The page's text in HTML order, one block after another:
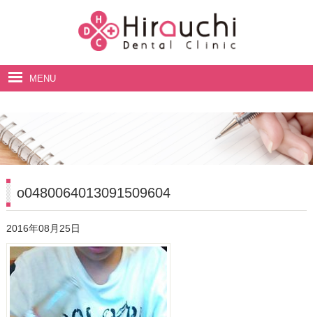
MENU
料金表
o0480064013091509604
2016年08月25日